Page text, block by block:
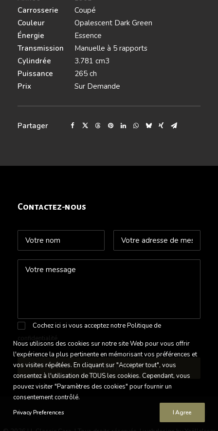
Carrosserie
Coupé
Couleur
Opalescent Dark Green
Énergie
Essence
Transmission
Manuelle à 5 rapports
Cylindrée
3.781 cm3
Puissance
265 ch
Prix
Sur Demande
Partager
Contactez-nous
Cochez ici si vous acceptez notrePolitique de
confidentialité
Nous utilisons des cookies sur notre site Web pour vous offrir
l'expérience la plus pertinente en mémorisant vos préférences et
vos visites répétées. En cliquant sur "Accepter tout", vous
consentez à l'utilisation de TOUS les cookies. Cependant, vous
pouvez visiter "Paramètres des cookies" pour fournir un
consentement contrôlé.
Privacy Preferences I Agree